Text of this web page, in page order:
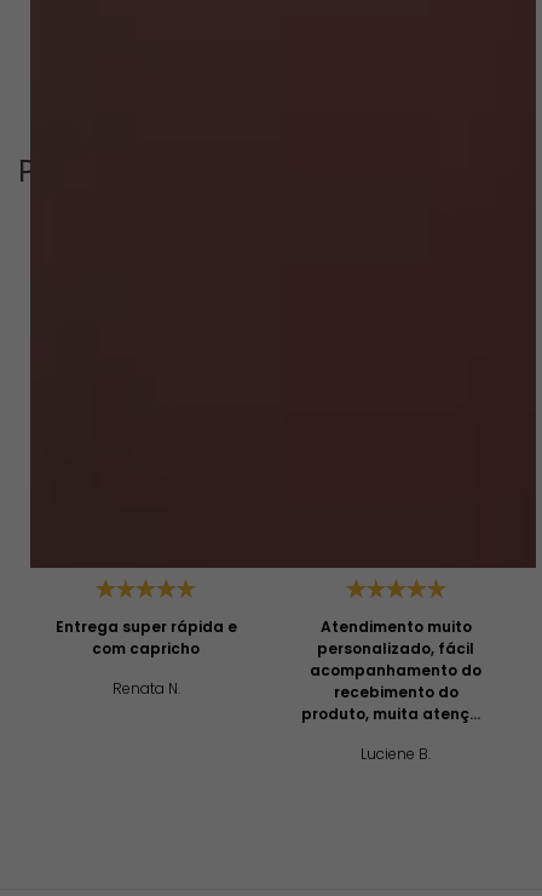
Perguntas & respostas
Entrega super rápida e
com capricho
Renata N.
Atendimento muito
personalizado, fácil
acompanhamento do
recebimento do
produto, muita atenção
Luciene B.